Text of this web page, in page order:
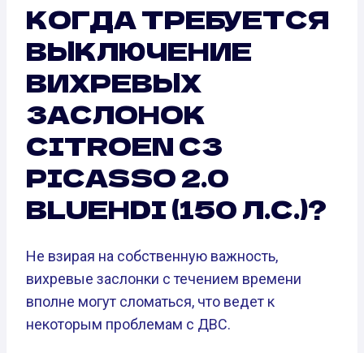
КОГДА ТРЕБУЕТСЯ
ВЫКЛЮЧЕНИЕ
ВИХРЕВЫХ
ЗАСЛОНОК
CITROEN C3
PICASSO 2.0
BLUEHDI (150 Л.С.)?
Не взирая на собственную важность,
вихревые заслонки с течением времени
вполне могут сломаться, что ведет к
некоторым проблемам с ДВС.